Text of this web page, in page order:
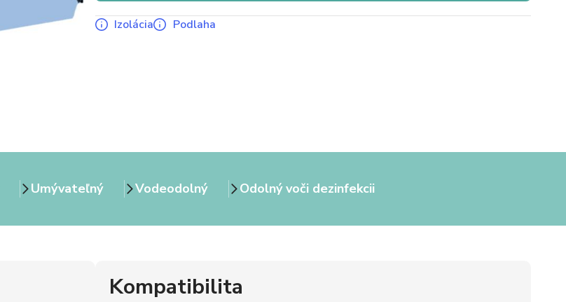
Izolácia Podlaha
Umývateľný Vodeodolný Odolný voči dezinfekcii
Kompatibilita